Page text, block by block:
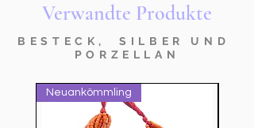
Verwandte Produkte
BESTECK, SILBER UND
PORZELLAN
Neuankömmling